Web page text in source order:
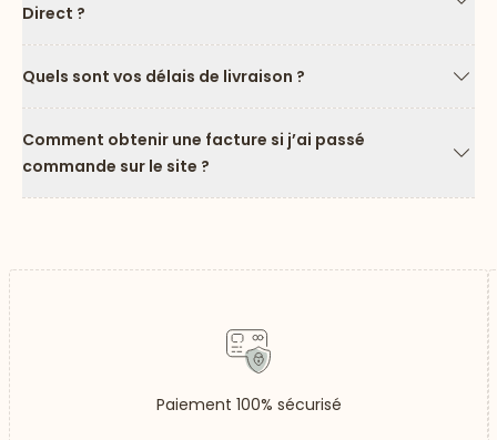
Direct ?
Quels sont vos délais de livraison ?
Comment obtenir une facture si j’ai passé
commande sur le site ?
Paiement 100% sécurisé